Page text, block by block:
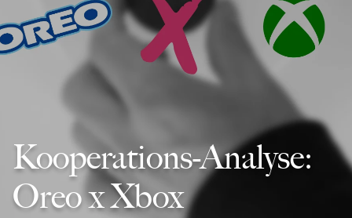
Kooperations-Analyse:
Oreo x Xbox